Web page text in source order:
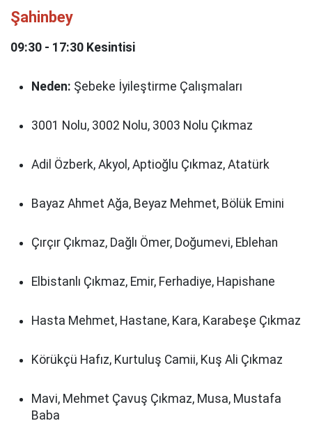
Şahinbey
09:30 - 17:30 Kesintisi
Neden: Şebeke İyileştirme Çalışmaları
3001 Nolu, 3002 Nolu, 3003 Nolu Çıkmaz
Adil Özberk, Akyol, Aptioğlu Çıkmaz, Atatürk
Bayaz Ahmet Ağa, Beyaz Mehmet, Bölük Emini
Çırçır Çıkmaz, Dağlı Ömer, Doğumevi, Eblehan
Elbistanlı Çıkmaz, Emir, Ferhadiye, Hapishane
Hasta Mehmet, Hastane, Kara, Karabeşe Çıkmaz
Körükçü Hafız, Kurtuluş Camii, Kuş Ali Çıkmaz
Mavi, Mehmet Çavuş Çıkmaz, Musa, Mustafa
Baba